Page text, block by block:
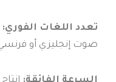
تعدد اللغات الفوري:
صوت إنجليزي أو فرنسي